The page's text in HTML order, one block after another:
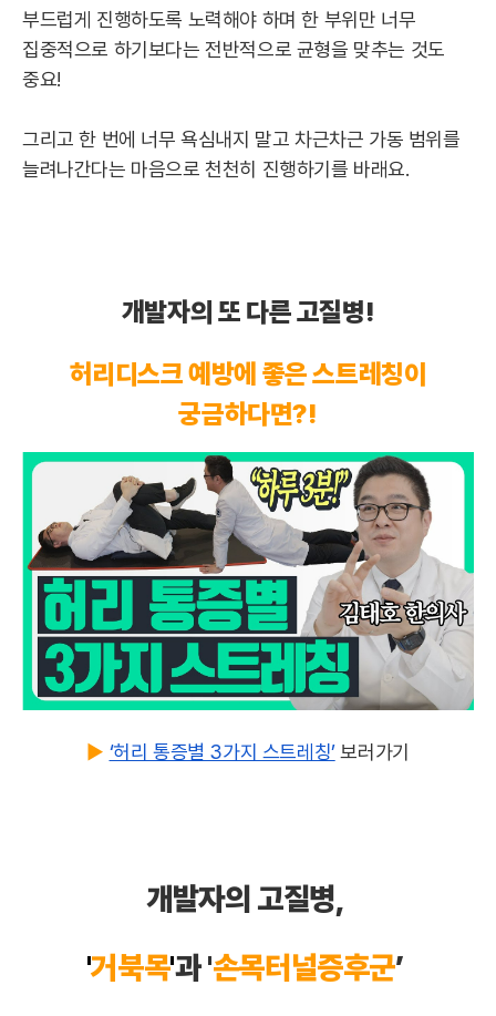
부드럽게 진행하도록 노력해야 하며 한 부위만 너무
집중적으로 하기보다는 전반적으로 균형을 맞추는 것도
중요!
그리고 한 번에 너무 욕심내지 말고 차근차근 가동 범위를
늘려나간다는 마음으로 천천히 진행하기를 바래요.
개발자의 또 다른 고질병!
허리디스크 예방에 좋은 스트레칭이
궁금하다면?!
▶️ ‘허리 통증별 3가지 스트레칭’보러가기
개발자의 고질병,
'거북목'과 '손목터널증후군’